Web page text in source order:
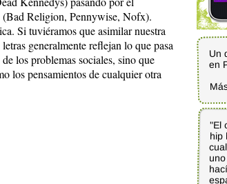
Religion, Pennywise, Nofx).
Si tuviéramos que asimilar nuestra
generalmente reflejan lo que pasa
los problemas sociales, sino que
los pensamientos de cualquier otra
Un
en
"El
hip